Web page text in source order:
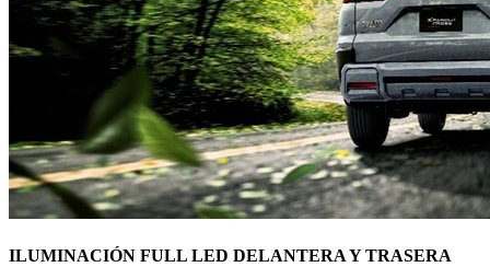
ILUMINACIÓN FULL LED DELANTERA Y TRASERA